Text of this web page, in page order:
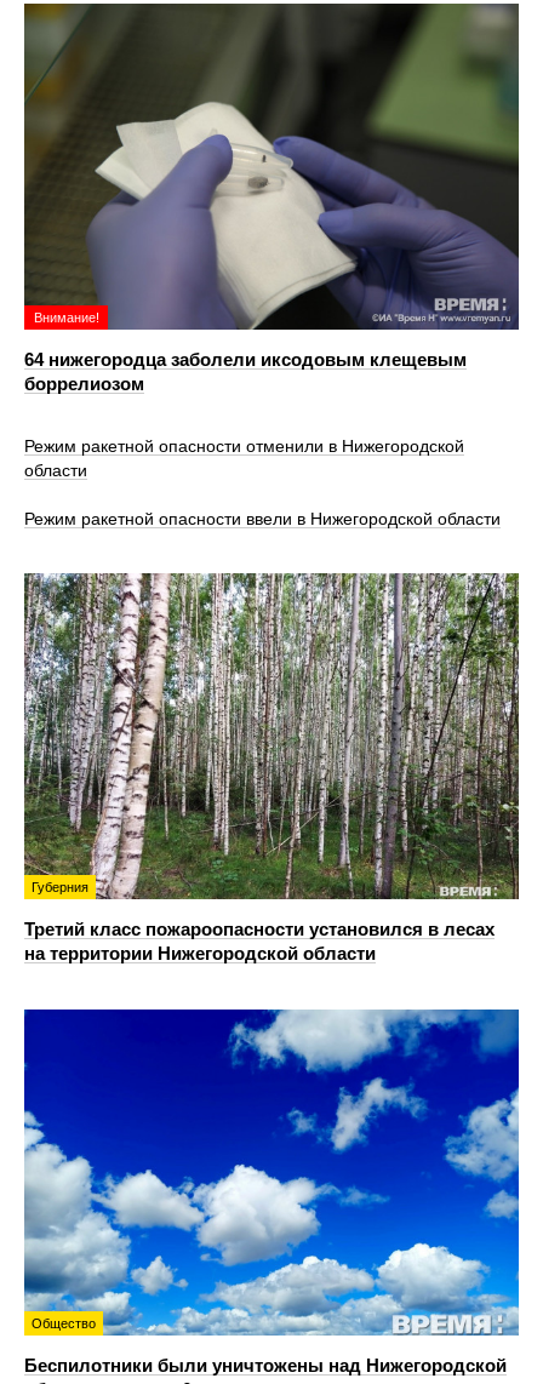
Внимание!
64 нижегородца заболели иксодовым клещевым
боррелиозом
Режим ракетной опасности отменили в Нижегородской
области
Режим ракетной опасности ввели в Нижегородской области
Губерния
Третий класс пожароопасности установился в лесах
на территории Нижегородской области
Общество
Беспилотники были уничтожены над Нижегородской